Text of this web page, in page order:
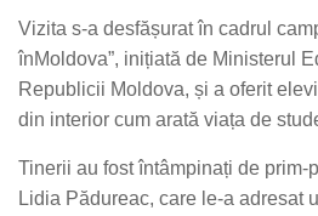
Vizita s-a desfășurat în cadrul
înMoldova”, inițiată de Ministerul
Republicii Moldova, și a oferit
din interior cum arată viața de
Tinerii au fost întâmpinați de prim-
Lidia Pădureac, care le-a adresat